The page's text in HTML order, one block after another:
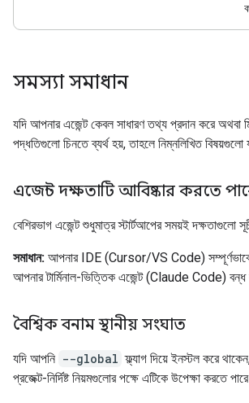
সমস্যা সমাধান
যদি আপনার এজেন্ট কেবল সাধারণ তথ্য প্রদান করে অথবা
পদ্ধতিগুলো চিনতে ব্যর্থ হয়, তাহলে নিম্নলিখিত বিষয়গুলো
এজেন্ট দক্ষতাটি আবিষ্কার করতে
বেশিরভাগ এজেন্ট শুধুমাত্র স্টার্টআপের সময়ই দক্ষতাগুলো
সমাধান: আপনার IDE (Cursor/VS Code) সম্পূর্ণভাবে
আপনার টার্মিনাল-ভিত্তিক এজেন্ট (Claude Code)
বৈশ্বিক বনাম স্থানীয় সংঘাত
যদি আপনি --global ফ্ল্যাগ দিয়ে ইনস্টল করে
প্রজেক্ট-নির্দিষ্ট নিয়মগুলোর পক্ষে এটিকে উপেক্ষা করতে